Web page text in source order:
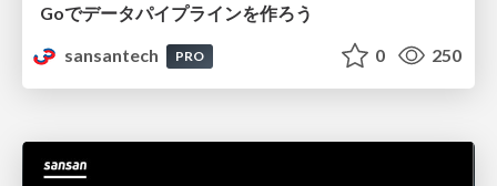
Goでデータパイプラインを作ろう
sansantech
PRO 0 250